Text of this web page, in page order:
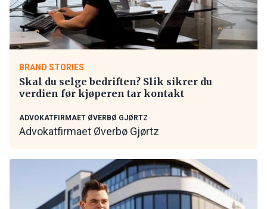
BRAND STORIES
Skal du selge bedriften? Slik sikrer du
verdien før kjøperen tar kontakt
ADVOKATFIRMAET ØVERBØ GJØRTZ
Advokatfirmaet Øverbø Gjørtz